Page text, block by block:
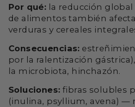
Por qué: la reducción
de alimentos también
verduras y cereales
Consecuencias:
por la ralentización
la microbiota, hinchazón.
Soluciones: fibras solubles
(inulina, psyllium, avena) —